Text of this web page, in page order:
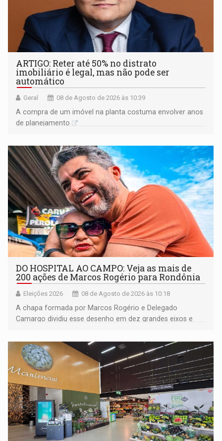
ARTIGO: Reter até 50% no distrato
imobiliário é legal, mas não pode ser
automático
Geral 08 de Agosto de 2026 às 10:39
A compra de um imóvel na planta costuma envolver anos
de planejamento
DO HOSPITAL AO CAMPO: Veja as mais de
200 ações de Marcos Rogério para Rondônia
Eleições 2026 08 de Agosto de 2026 às 10:18
A chapa formada por Marcos Rogério e Delegado
Camargo dividiu esse desenho em dez grandes eixos e